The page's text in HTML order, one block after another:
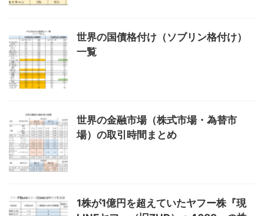
世界の国債格付け（ソブリン格付け）
一覧
世界の金融市場（株式市場・為替市
場）の取引時間まとめ
1株が1億円を超えていたヤフー株『現